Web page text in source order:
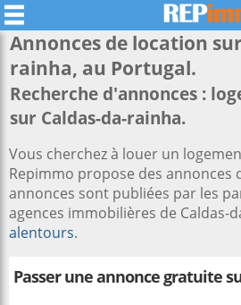
Annonces de location sur
rainha, au Portugal.
Recherche d'annonces :
sur Caldas-da-rainha.
Vous cherchez à louer un
Repimmo propose des annonces
annonces sont publiées par les
agences immobilières de Caldas-
alentours.
Passer une annonce gratuite